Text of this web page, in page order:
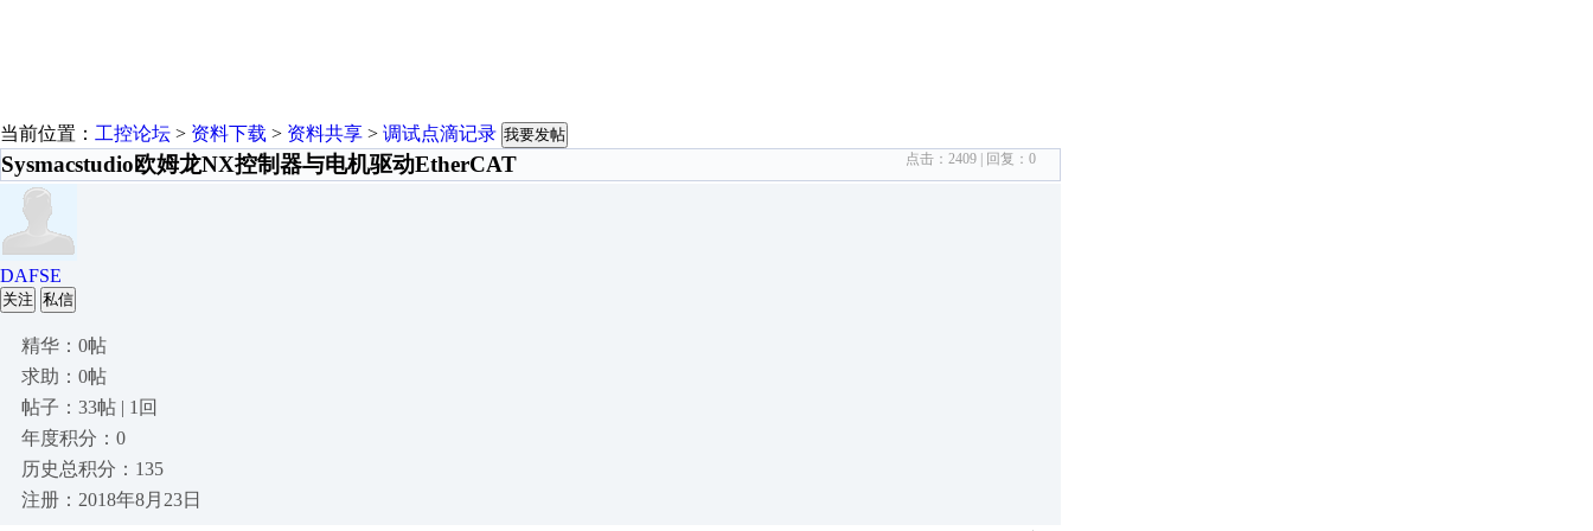
当前位置： 工控论坛 > 资料下载 > 资料共享 > 调试点滴记录 我要发帖
Sysmacstudio欧姆龙NX控制器与电机驱动EtherCAT 点击： 2409 | 回复： 0
DAFSE
关注 私信
精华：0帖
求助：0帖
帖子：33帖 | 1回
年度积分：0
历史总积分：135
注册：2018年8月23日